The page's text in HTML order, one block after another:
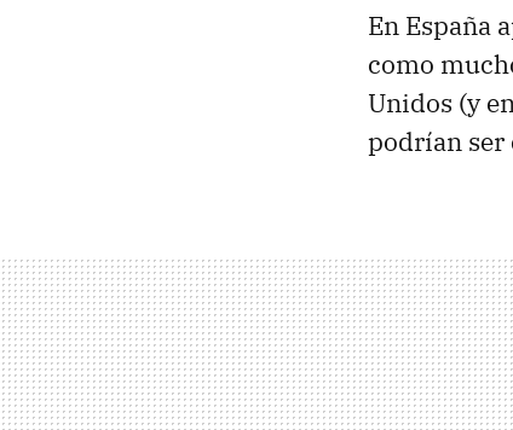
En España
como
Unidos (y
podrían ser